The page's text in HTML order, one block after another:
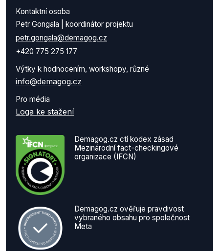
Kontaktní osoba
Petr Gongala | koordinátor projektu
petr.gongala@demagog.cz
+420 775 275 177
Výtky k hodnocením, workshopy, různé
info@demagog.cz
Pro média
Loga ke stažení
Demagog.cz ctí kodex zásad
Mezinárodní fact-checkingové
organizace (IFCN)
Demagog.cz ověřuje pravdivost
vybraného obsahu pro společnost
Meta